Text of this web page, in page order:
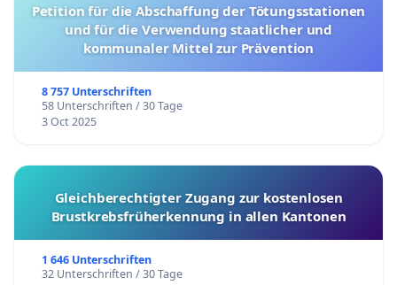
Petition für die Abschaffung der Tötungsstationen
und für die Verwendung staatlicher und
kommunaler Mittel zur Prävention
8 757 Unterschriften
58 Unterschriften / 30 Tage
3 Oct 2025
Gleichberechtigter Zugang zur kostenlosen
Brustkrebsfrüherkennung in allen Kantonen
1 646 Unterschriften
32 Unterschriften / 30 Tage